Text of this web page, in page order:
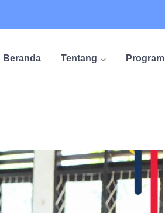
Beranda Tentang Program